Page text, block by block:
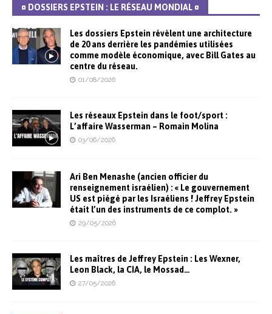
¤ DOSSIERS EPSTEIN : LE RÉSEAU MONDIAL ¤
Les dossiers Epstein révèlent une architecture
de 20 ans derrière les pandémies utilisées
comme modèle économique, avec Bill Gates au
centre du réseau.
01/08/2026
Les réseaux Epstein dans le foot/sport :
L’affaire Wasserman – Romain Molina
03/06/2026
Ari Ben Menashe (ancien officier du
renseignement israélien) : « Le gouvernement
US est piégé par les Israéliens ! Jeffrey Epstein
était l’un des instruments de ce complot. »
29/05/2026
Les maîtres de Jeffrey Epstein : Les Wexner,
Leon Black, la CIA, le Mossad…
27/05/2026